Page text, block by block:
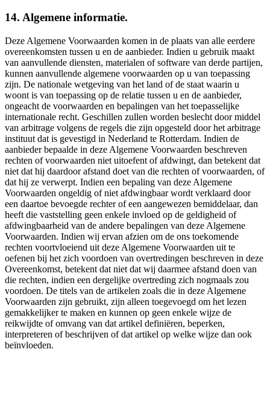
14. Algemene informatie.
Deze Algemene Voorwaarden komen in de plaats van alle eerdere
overeenkomsten tussen u en de aanbieder. Indien u gebruik maakt
van aanvullende diensten, materialen of software van derde partijen,
kunnen aanvullende algemene voorwaarden op u van toepassing
zijn. De nationale wetgeving van het land of de staat waarin u
woont is van toepassing op de relatie tussen u en de aanbieder,
ongeacht de voorwaarden en bepalingen van het toepasselijke
internationale recht. Geschillen zullen worden beslecht door middel
van arbitrage volgens de regels die zijn opgesteld door het arbitrage
instituut dat is gevestigd in Nederland te Rotterdam. Indien de
aanbieder bepaalde in deze Algemene Voorwaarden beschreven
rechten of voorwaarden niet uitoefent of afdwingt, dan betekent dat
niet dat hij daardoor afstand doet van die rechten of voorwaarden, of
dat hij ze verwerpt. Indien een bepaling van deze Algemene
Voorwaarden ongeldig of niet afdwingbaar wordt verklaard door
een daartoe bevoegde rechter of een aangewezen bemiddelaar, dan
heeft die vaststelling geen enkele invloed op de geldigheid of
afdwingbaarheid van de andere bepalingen van deze Algemene
Voorwaarden. Indien wij ervan afzien om de ons toekomende
rechten voortvloeiend uit deze Algemene Voorwaarden uit te
oefenen bij het zich voordoen van overtredingen beschreven in deze
Overeenkomst, betekent dat niet dat wij daarmee afstand doen van
die rechten, indien een dergelijke overtreding zich nogmaals zou
voordoen. De titels van de artikelen zoals die in deze Algemene
Voorwaarden zijn gebruikt, zijn alleen toegevoegd om het lezen
gemakkelijker te maken en kunnen op geen enkele wijze de
reikwijdte of omvang van dat artikel definiëren, beperken,
interpreteren of beschrijven of dat artikel op welke wijze dan ook
beïnvloeden.